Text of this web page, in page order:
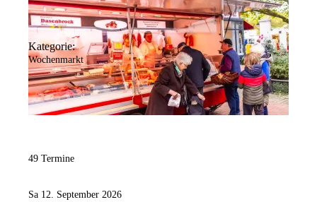
Kategorie:
Wochenmarkt
49 Termine
Sa 12. September 2026